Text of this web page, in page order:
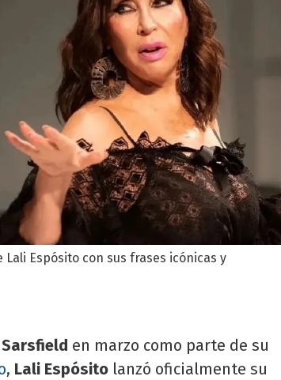
Espósito con sus frases icónicas y
en marzo como parte de su
, Lali Espósito lanzó oficialmente su